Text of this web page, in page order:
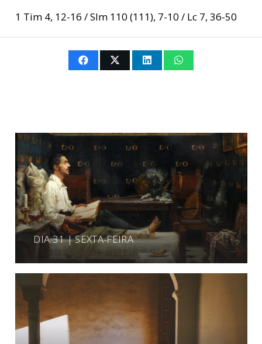
1 Tim 4, 12-16 / Slm 110 (111), 7-10 / Lc 7, 36-50
DIA 31 | SEXTA-FEIRA